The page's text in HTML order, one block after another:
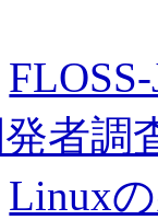
者調
Linux